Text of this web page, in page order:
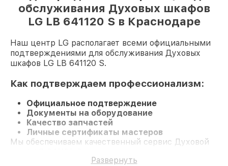
обслуживания Духовых шкафов
LG LB 641120 S в Краснодаре
Наш центр LG располагает всеми официальными
подтверждениями для обслуживания Духовых
шкафов LG LB 641120 S.
Как подтверждаем профессионализм:
Официальное подтверждение
Документы на оборудование
Качество запчастей
Личные сертификаты мастеров
Мы обеспечиваем качественный сервис Духовой
Развернуть